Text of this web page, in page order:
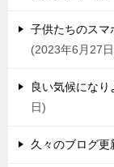
子供たちのスマ
2023年6月27日
良い気候にな
日
久々のブログ更